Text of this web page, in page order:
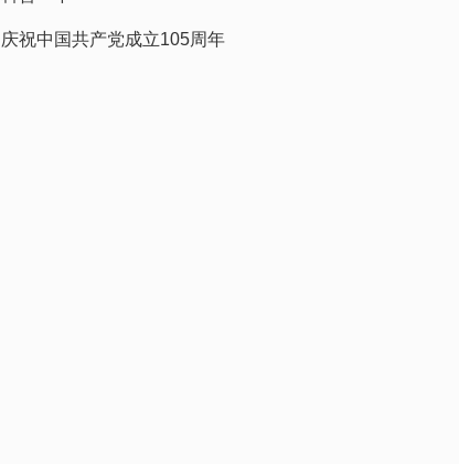
庆祝中国共产党成立105周年